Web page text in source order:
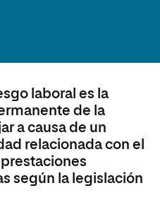
laboral es la
de la
a causa de un
relacionada con el
según la legislación